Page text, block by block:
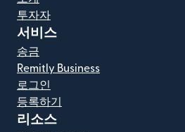
투자자
서비스
송금
Remitly Business
로그인
등록하기
리소스